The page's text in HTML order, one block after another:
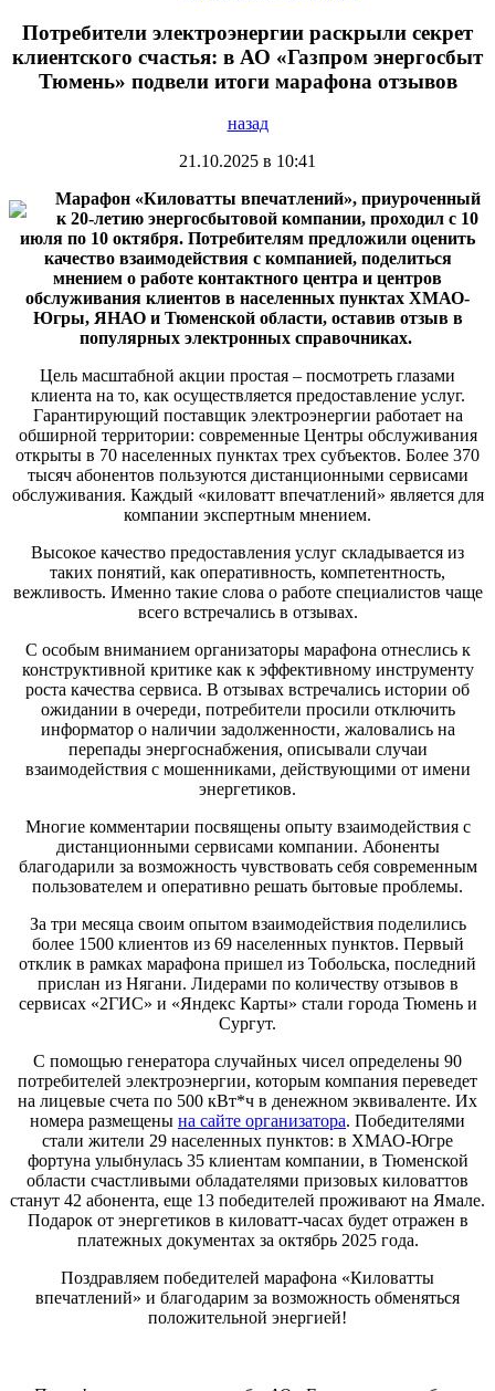
Потребители электроэнергии раскрыли секрет
клиентского счастья: в АО «Газпром энергосбыт
Тюмень» подвели итоги марафона отзывов
назад
21.10.2025 в 10:41
Марафон «Киловатты впечатлений», приуроченный
к 20-летию энергосбытовой компании, проходил с 10
июля по 10 октября. Потребителям предложили оценить
качество взаимодействия с компанией, поделиться
мнением о работе контактного центра и центров
обслуживания клиентов в населенных пунктах ХМАО-
Югры, ЯНАО и Тюменской области, оставив отзыв в
популярных электронных справочниках.
Цель масштабной акции простая – посмотреть глазами
клиента на то, как осуществляется предоставление услуг.
Гарантирующий поставщик электроэнергии работает на
обширной территории: современные Центры обслуживания
открыты в 70 населенных пунктах трех субъектов. Более 370
тысяч абонентов пользуются дистанционными сервисами
обслуживания. Каждый «киловатт впечатлений» является для
компании экспертным мнением.
Высокое качество предоставления услуг складывается из
таких понятий, как оперативность, компетентность,
вежливость. Именно такие слова о работе специалистов чаще
всего встречались в отзывах.
С особым вниманием организаторы марафона отнеслись к
конструктивной критике как к эффективному инструменту
роста качества сервиса. В отзывах встречались истории об
ожидании в очереди, потребители просили отключить
информатор о наличии задолженности, жаловались на
перепады энергоснабжения, описывали случаи
взаимодействия с мошенниками, действующими от имени
энергетиков.
Многие комментарии посвящены опыту взаимодействия с
дистанционными сервисами компании. Абоненты
благодарили за возможность чувствовать себя современным
пользователем и оперативно решать бытовые проблемы.
За три месяца своим опытом взаимодействия поделились
более 1500 клиентов из 69 населенных пунктов. Первый
отклик в рамках марафона пришел из Тобольска, последний
прислан из Нягани. Лидерами по количеству отзывов в
сервисах «2ГИС» и «Яндекс Карты» стали города Тюмень и
Сургут.
С помощью генератора случайных чисел определены 90
потребителей электроэнергии, которым компания переведет
на лицевые счета по 500 кВт*ч в денежном эквиваленте. Их
номера размещены на сайте организатора. Победителями
стали жители 29 населенных пунктов: в ХМАО-Югре
фортуна улыбнулась 35 клиентам компании, в Тюменской
области счастливыми обладателями призовых киловаттов
станут 42 абонента, еще 13 победителей проживают на Ямале.
Подарок от энергетиков в киловатт-часах будет отражен в
платежных документах за октябрь 2025 года.
Поздравляем победителей марафона «Киловатты
впечатлений» и благодарим за возможность обменяться
положительной энергией!